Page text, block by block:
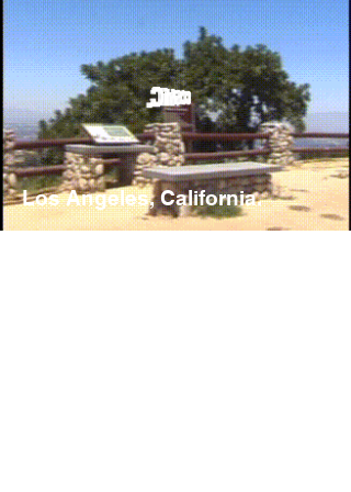
Los Angeles, California.